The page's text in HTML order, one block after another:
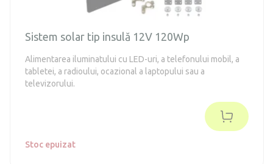
Sistem solar tip insulă 12V 120Wp
Alimentarea iluminatului cu LED-uri, a telefonului mobil, a
tabletei, a radioului, ocazional a laptopului sau a
televizorului.
Stoc epuizat